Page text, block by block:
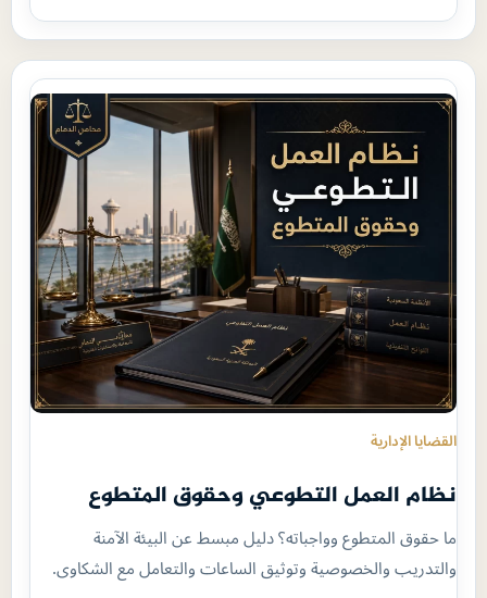
القضايا الإدارية
نظام العمل التطوعي وحقوق المتطوع
ما حقوق المتطوع وواجباته؟ دليل مبسط عن البيئة الآمنة
والتدريب والخصوصية وتوثيق الساعات والتعامل مع الشكاوى.